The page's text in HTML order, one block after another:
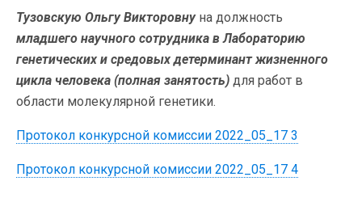
Тузовскую Ольгу Викторовну на должность
младшего научного сотрудника в Лабораторию
генетических и средовых детерминант жизненного
цикла человека (полная занятость) для работ в
области молекулярной генетики.
Протокол конкурсной комиссии 2022_05_17 3
Протокол конкурсной комиссии 2022_05_17 4